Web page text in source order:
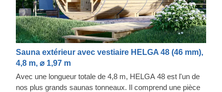
Sauna extérieur avec vestiaire HELGA 48 (46 mm),
4,8 m, ⌀ 1,97 m
Avec une longueur totale de 4,8 m, HELGA 48 est l'un de
nos plus grands saunas tonneaux. Il comprend une pièce